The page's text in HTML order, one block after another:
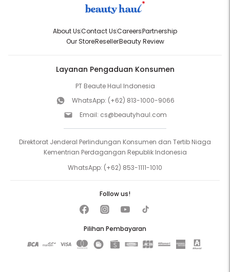
About UsContact UsCareersPartnership
Our StoreResellerBeauty Review
Layanan Pengaduan Konsumen
PT Beaute Haul Indonesia
WhatsApp: (+62) 813-1000-9066
Email: cs@beautyhaul.com
Direktorat Jenderal Perlindungan Konsumen dan Tertib Niaga
Kementrian Perdagangan Republik Indonesia
WhatsApp: (+62) 853-1111-1010
Pilihan Pembayaran
Follow us!